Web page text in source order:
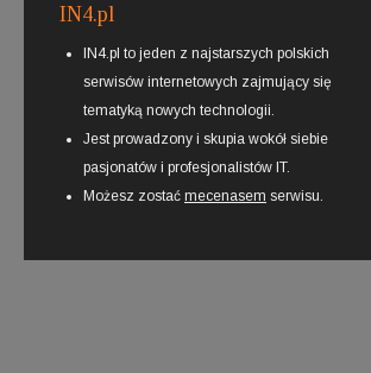
IN4.pl
IN4.pl to jeden z najstarszych polskich
serwisów internetowych zajmujący się
tematyką nowych technologii.
Jest prowadzony i skupia wokół siebie
pasjonatów i profesjonalistów IT.
Możesz zostać mecenasem serwisu.